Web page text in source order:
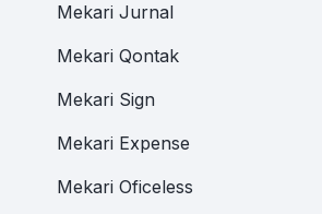
Mekari Jurnal
Mekari Qontak
Mekari Sign
Mekari Expense
Mekari Oficeless